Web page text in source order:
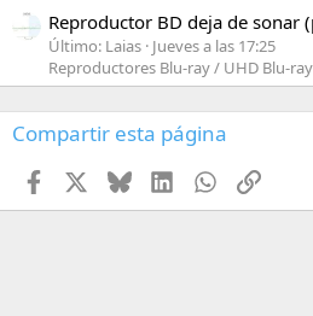
Reproductor BD deja de sonar
Último: Laias Jueves a las 17:25
Reproductores Blu-ray / UHD Blu-
Compartir esta página
Facebook BlueskyLinkedInWhatsApp
Enlace